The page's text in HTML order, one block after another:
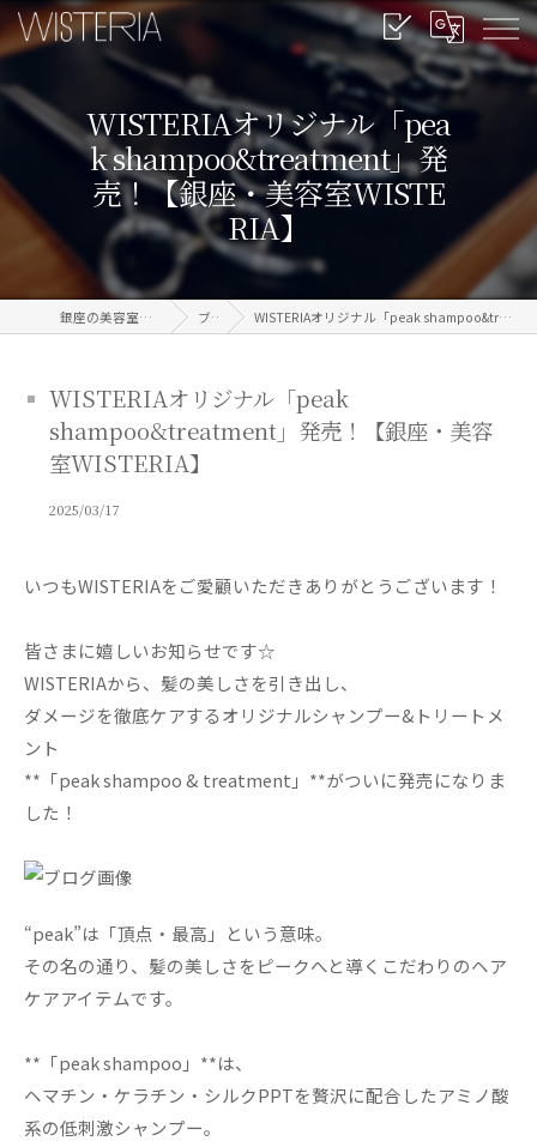
WISTERIAオリジナル「pea
k shampoo&treatment」発
売！【銀座・美容室WISTE
RIA】
銀座の美容室なら信頼のWISTERIA ブログ WISTERIAオリジナル「peak shampoo&treatment」発売！【銀座・美容室WISTERIA】
WISTERIAオリジナル「peak
shampoo&treatment」発売！【銀座・美容
室WISTERIA】
2025/03/17
いつもWISTERIAをご愛顧いただきありがとうございます！
皆さまに嬉しいお知らせです☆
WISTERIAから、髪の美しさを引き出し、
ダメージを徹底ケアするオリジナルシャンプー&トリートメ
ント
**「peak shampoo & treatment」**がついに発売になりま
した！
“peak”は「頂点・最高」という意味。
その名の通り、髪の美しさをピークへと導くこだわりのヘア
ケアアイテムです。
**「peak shampoo」**は、
ヘマチン・ケラチン・シルクPPTを贅沢に配合したアミノ酸
系の低刺激シャンプー。